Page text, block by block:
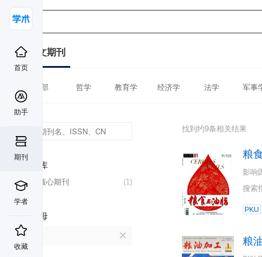
首页
助手
期刊
学者
收藏
中文期刊
全部 哲学 教育学 经济学 法学 军事
数据库
(1)
北大核心期刊
首字母
找到约9条相关结果
粮
影响
搜索
PKU
粮